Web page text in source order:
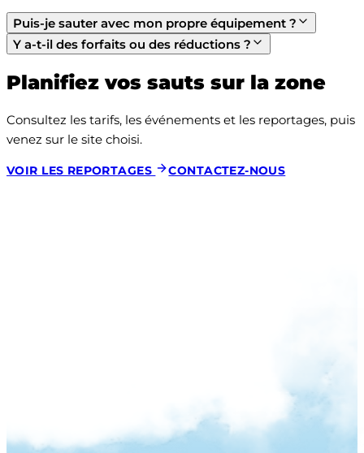
Puis-je sauter avec mon propre équipement ?
Y a-t-il des forfaits ou des réductions ?
Planifiez vos sauts sur la zone
Consultez les tarifs, les événements et les reportages, puis
venez sur le site choisi.
VOIR LES REPORTAGES CONTACTEZ-NOUS